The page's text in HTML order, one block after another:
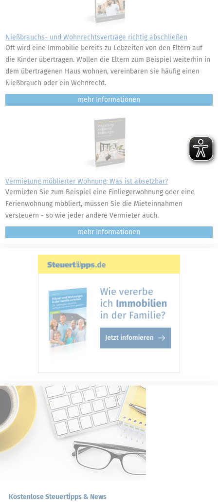
Nießbrauchs- und Wohnrechtsverträge richtig abschließen
Oft wird eine Immobilie bereits zu Lebzeiten von den Eltern auf
die Kinder übertragen. Wollen die Eltern zum Beispiel weiterhin in
dem übertragenen Haus wohnen, vereinbaren sie häufig einen
Nießbrauch oder ein Wohnrecht.
mehr
Vermietung möblierter Wohnung: Was ist absetzbar?
Vermieten Sie zum Beispiel eine Einliegerwohnung oder eine
Ferienwohnung möbliert, müssen Sie die Mieteinnahmen
versteuern - so wie jeder andere Vermieter auch.
mehr
Kostenlose Steuertipps & News